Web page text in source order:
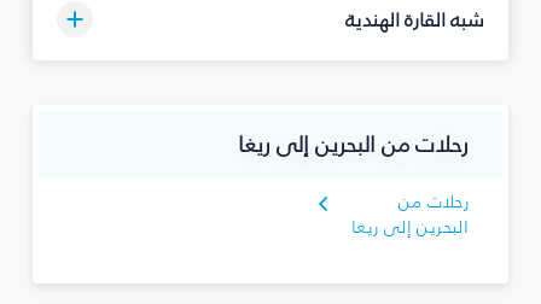
شبه القارة الهندية
رحلات من البحرين إلى ريغا
رحلات من
البحرين إلى ريغا